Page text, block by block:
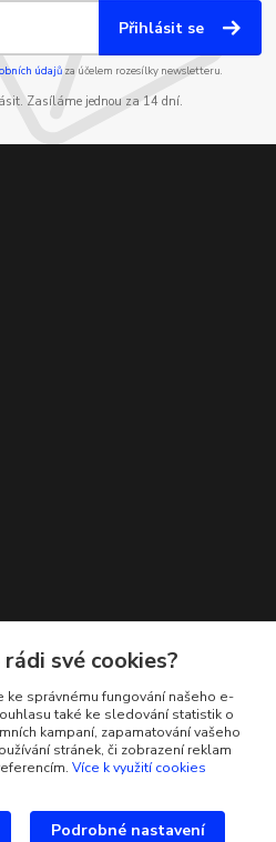
Přihlásit se
údajůza účelem rozesílky newsletteru.
Zasíláme jednou za 14 dní.
001
své cookies?
ke správnému fungování našeho e-
také ke sledování statistik o
kampaní, zapamatování vašeho
stránek, či zobrazení reklam
Více k využití cookies
Podrobné nastavení